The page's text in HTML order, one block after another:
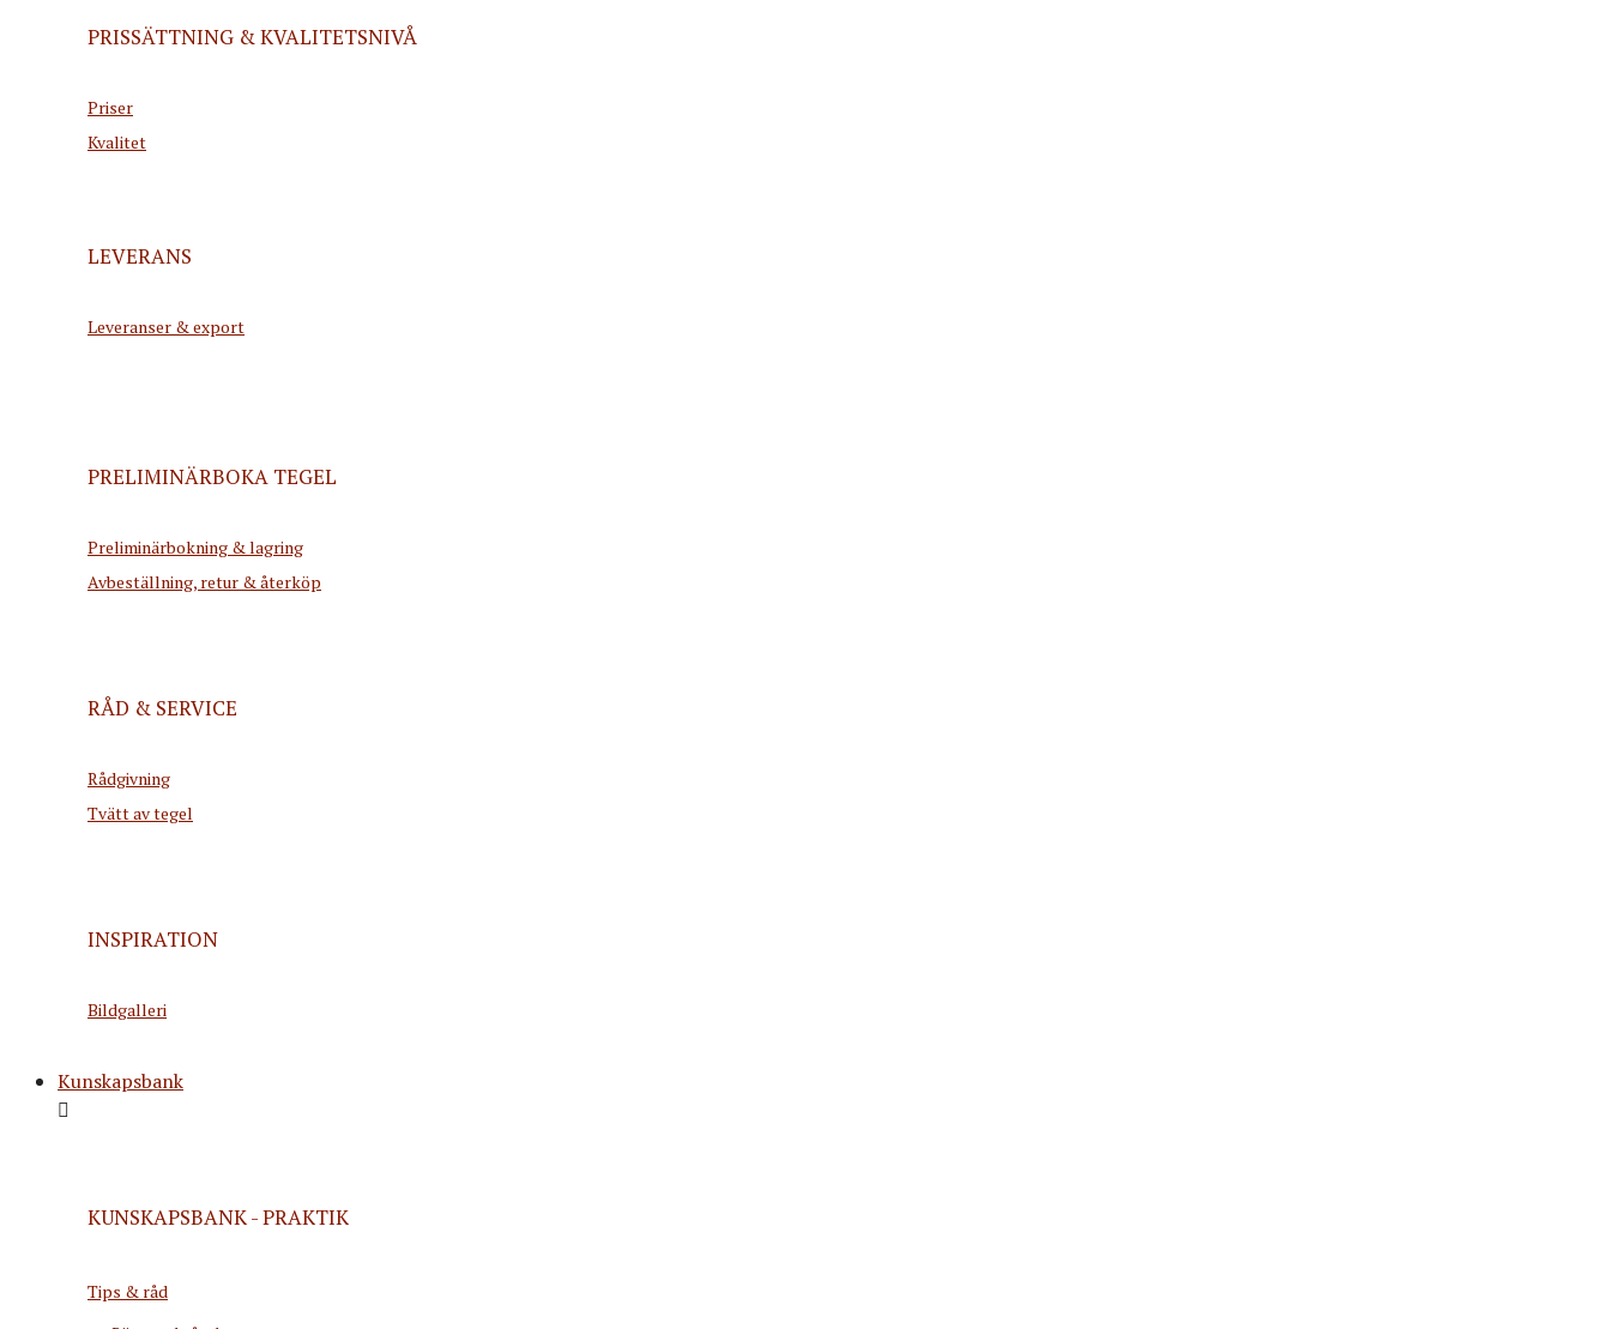
PRISSÄTTNING & KVALITETSNIVÅ
Priser
Kvalitet
LEVERANS
Leveranser & export
PRELIMINÄRBOKA TEGEL
Preliminärbokning & lagring
Avbeställning, retur & återköp
RÅD & SERVICE
Rådgivning
Tvätt av tegel
INSPIRATION
Bildgalleri
Kunskapsbank
KUNSKAPSBANK - PRAKTIK
Tips & råd